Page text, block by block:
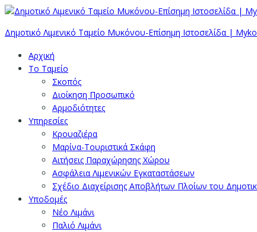
Δημοτικό Λιμενικό Ταμείο Μυκόνου-Επίσημη Ιστοσελίδα |
Αρχική
Το Ταμείο
Σκοπός
Διοίκηση Προσωπικό
Αρμοδιότητες
Υπηρεσίες
Κρουαζιέρα
Μαρίνα-Τουριστικά Σκάφη
Αιτήσεις Παραχώρησης Χώρου
Ασφάλεια Λιμενικών Εγκαταστάσεων
Σχέδιο Διαχείρισης Αποβλήτων Πλοίων του
Υποδομές
Νέο Λιμάνι
Παλιό Λιμάνι